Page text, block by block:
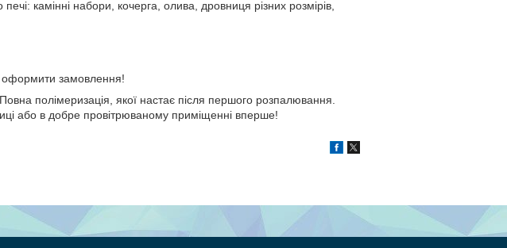
камінні набори, кочерга, олива, дровниця різних розмірів,
оформити замовлення!
полімеризація, якої настає після першого розпалювання.
або в добре провітрюваному приміщенні вперше!